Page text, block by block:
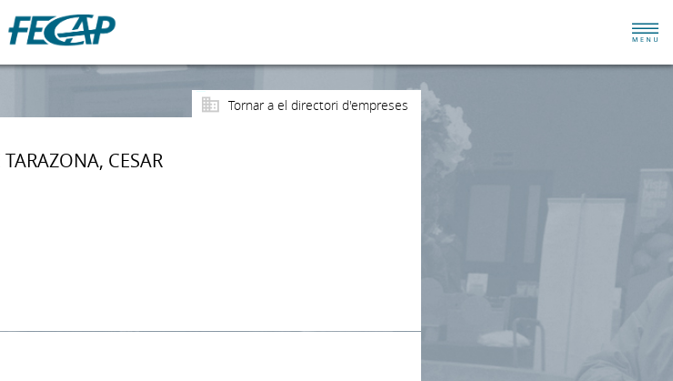
Tornar a el directori d'empreses
CESAR